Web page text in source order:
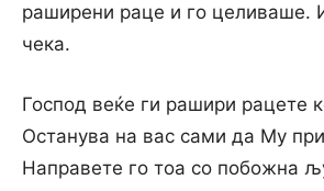
раширени раце и го целиваше.
чека.
Господ веќе ги рашири рацете
Останува на вас сами да Му
Направете го тоа со побожна